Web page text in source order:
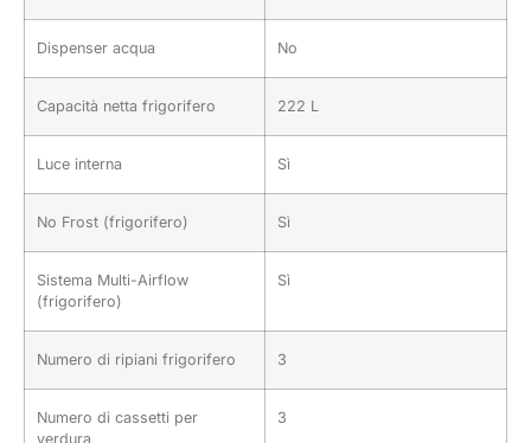
Dispenser acqua No
Capacità netta frigorifero 222 L
Luce interna Sì
No Frost (frigorifero) Sì
Sistema Multi-Airflow
(frigorifero)
Sì
Numero di ripiani frigorifero 3
Numero di cassetti per
verdura
3